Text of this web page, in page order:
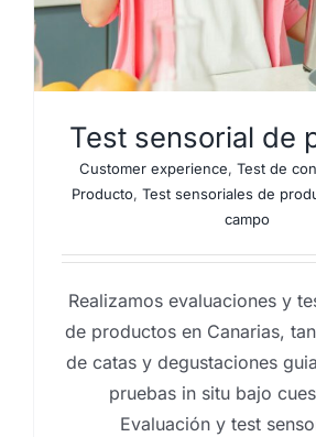
Test sensorial de
Customer experience, Test de
Producto, Test sensoriales de
campo
Realizamos evaluaciones y
de productos en Canarias,
de catas y degustaciones
pruebas in situ bajo
Evaluación y test